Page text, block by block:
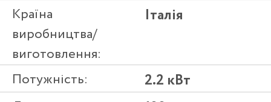
Країна
виробництва/
виготовлення:
Італія
Потужність: 2.2 кВт